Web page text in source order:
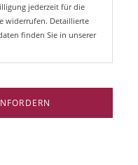
jederzeit für die
widerrufen. Detaillierte
finden Sie in unserer